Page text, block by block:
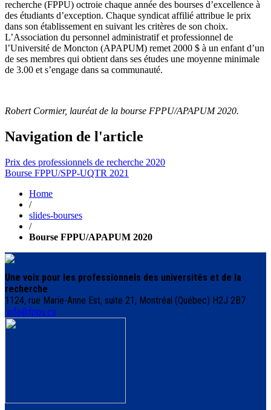
recherche (FPPU) octroie chaque année des bourses d’excellence à
des étudiants d’exception. Chaque syndicat affilié attribue le prix
dans son établissement en suivant les critères de son choix.
L’Association du personnel administratif et professionnel de
l’Université de Moncton (APAPUM) remet 2000 $ à un enfant d’un
de ses membres qui obtient dans ses études une moyenne minimale
de 3.00 et s’engage dans sa communauté.
Robert Cormier, lauréat de la bourse FPPU/APAPUM 2020.
Navigation de l'article
Prix des professionnels de recherche 2020
Bourse FPPU/SPP-UQTR 2021
Home
/
slides-bourses
/
Bourse FPPU/APAPUM 2020
Une voix pour les professionnels des universités et de la
recherche
1124, rue Marie-Anne Est, suite 21, Montréal (Québec) H2J 2B7
info@fppu.ca